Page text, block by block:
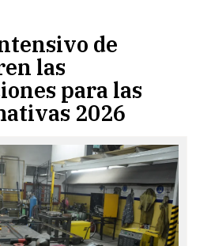
de
las
para las
2026